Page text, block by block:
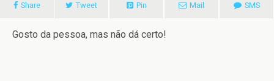
Share Tweet Pin Mail SMS
Gosto da pessoa, mas não dá certo!